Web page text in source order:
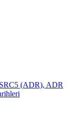
(ADR), ADR